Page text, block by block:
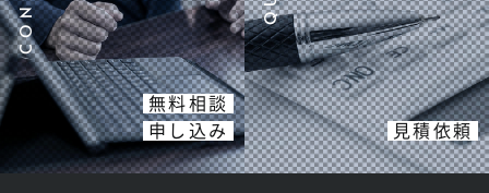
無料相談
申し込み
見積依頼